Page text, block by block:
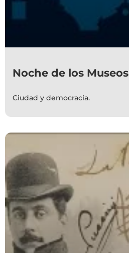
Noche de los Museos
Ciudad y democracia.